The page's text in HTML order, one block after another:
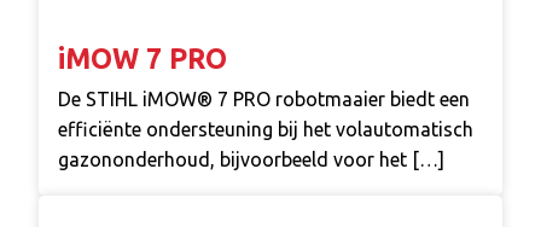
iMOW 7 PRO
De STIHL iMOW® 7 PRO robotmaaier biedt een
efficiënte ondersteuning bij het volautomatisch
gazononderhoud, bijvoorbeeld voor het […]